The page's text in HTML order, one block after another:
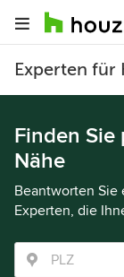
Experten für
Finden Sie
Nähe
Beantworten Sie
Experten, die